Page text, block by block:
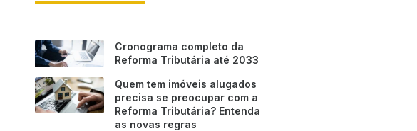
Cronograma completo da
Reforma Tributária até 2033
Quem tem imóveis alugados
precisa se preocupar com a
Reforma Tributária? Entenda
as novas regras